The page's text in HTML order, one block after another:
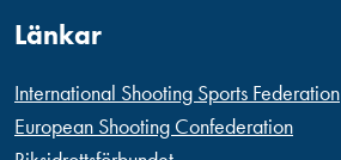
Länkar
International Shooting Sports Federation
European Shooting Confederation